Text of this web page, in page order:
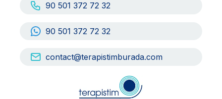
90 501 372 72 32
90 501 372 72 32
contact@terapistimburada.com